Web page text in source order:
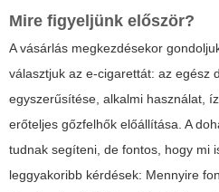
Mire figyeljünk először?
A vásárlás megkezdésekor
választjuk az e-cigarettát: az egész
egyszerűsítése, alkalmi használat,
erőteljes gőzfelhők előállítása. A
tudnak segíteni, de fontos, hogy mi
leggyakoribb kérdések: Mennyire